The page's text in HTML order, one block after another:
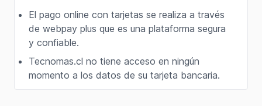
El pago online con tarjetas se realiza a través
de webpay plus que es una plataforma segura
y confiable.
Tecnomas.cl no tiene acceso en ningún
momento a los datos de su tarjeta bancaria.